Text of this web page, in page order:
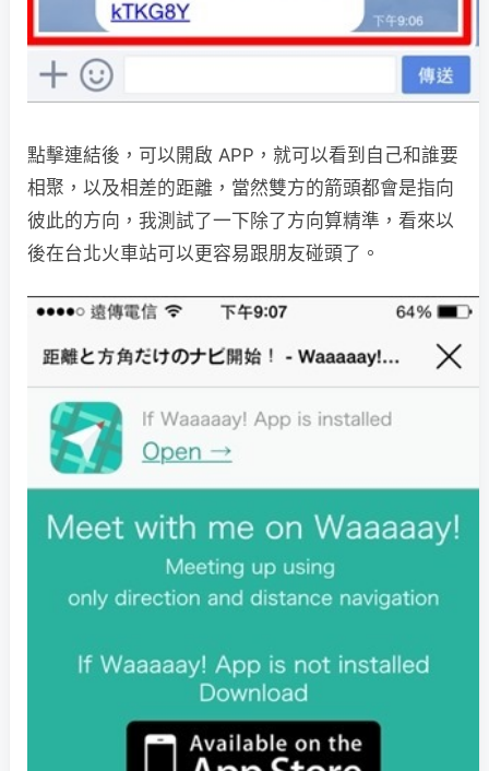
點擊連結後，可以開啟 APP，就可以看到自己和誰要
相聚，以及相差的距離，當然雙方的箭頭都會是指向
彼此的方向，我測試了一下除了方向算精準，看來以
後在台北火車站可以更容易跟朋友碰頭了。